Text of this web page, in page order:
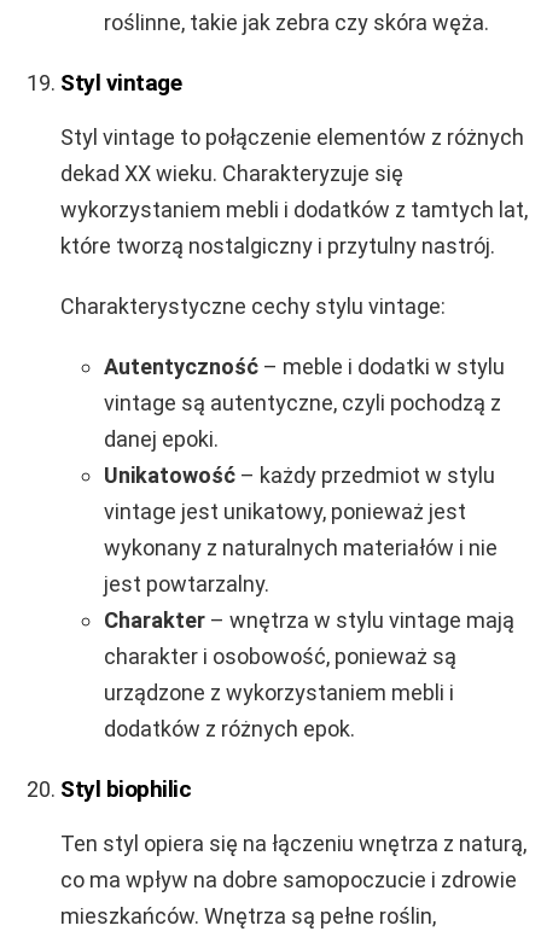
roślinne, takie jak zebra czy skóra węża.
Styl vintage
Styl vintage to połączenie elementów z różnych
dekad XX wieku. Charakteryzuje się
wykorzystaniem mebli i dodatków z tamtych lat,
które tworzą nostalgiczny i przytulny nastrój.
Charakterystyczne cechy stylu vintage:
Autentyczność – meble i dodatki w stylu
vintage są autentyczne, czyli pochodzą z
danej epoki.
Unikatowość – każdy przedmiot w stylu
vintage jest unikatowy, ponieważ jest
wykonany z naturalnych materiałów i nie
jest powtarzalny.
Charakter – wnętrza w stylu vintage mają
charakter i osobowość, ponieważ są
urządzone z wykorzystaniem mebli i
dodatków z różnych epok.
Styl biophilic
Ten styl opiera się na łączeniu wnętrza z naturą,
co ma wpływ na dobre samopoczucie i zdrowie
mieszkańców. Wnętrza są pełne roślin,